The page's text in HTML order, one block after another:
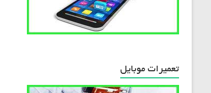
تعمیرات موبایل